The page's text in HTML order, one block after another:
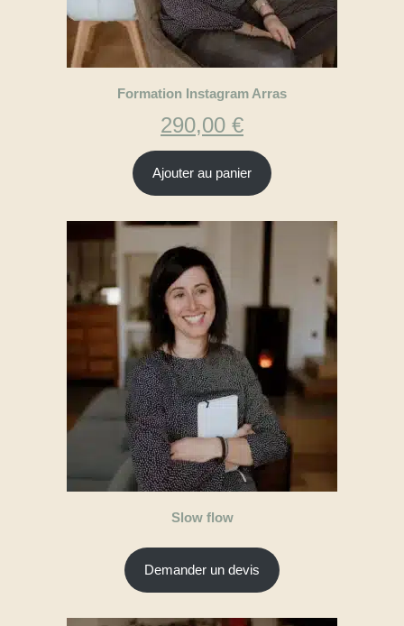
Formation Instagram Arras
290,00 €
Ajouter au panier
Slow flow
Demander un devis